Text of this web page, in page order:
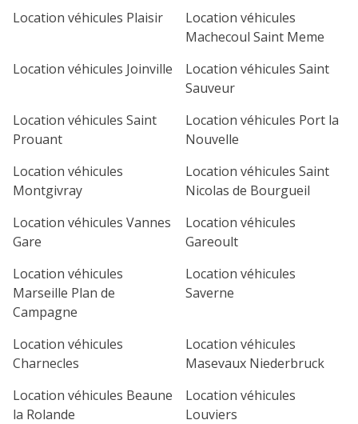
Location véhicules Plaisir
Location véhicules
Machecoul Saint Meme
Location véhicules Joinville
Location véhicules Saint
Sauveur
Location véhicules Saint
Prouant
Location véhicules Port la
Nouvelle
Location véhicules
Montgivray
Location véhicules Saint
Nicolas de Bourgueil
Location véhicules Vannes
Gare
Location véhicules
Gareoult
Location véhicules
Marseille Plan de
Campagne
Location véhicules
Saverne
Location véhicules
Charnecles
Location véhicules
Masevaux Niederbruck
Location véhicules Beaune
la Rolande
Location véhicules
Louviers